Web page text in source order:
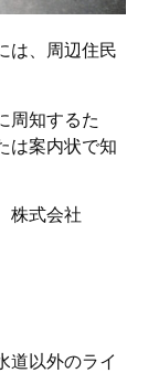
は、周辺住民
周知するた
は案内状で知
株式会社
道以外のライ